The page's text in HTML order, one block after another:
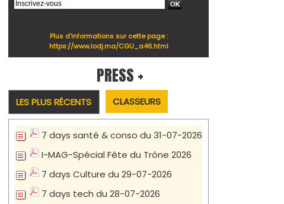
Plus d'informations sur cette page :
https://www.lodj.ma/CGU_a46.html
PRESS +
LES PLUS RÉCENTS CLASSEURS
7 days santé & conso du 31-07-2026
I-MAG-Spécial Fête du Trône 2026
7 days Culture du 29-07-2026
7 days tech du 28-07-2026